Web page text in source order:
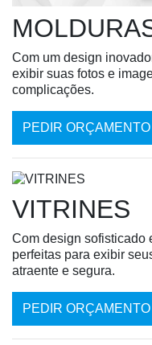
Com um design
exibir suas fotos e
complicações.
PEDIR ORÇAMENTO
VITRINES
Com design sofisticado
perfeitas para exibir
atraente e segura.
PEDIR ORÇAMENTO